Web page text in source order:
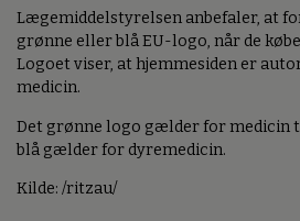
Lægemiddelstyrelsen anbefaler, at
grønne eller blå EU-logo, når de
Logoet viser, at hjemmesiden er
medicin.
Det grønne logo gælder for medicin
blå gælder for dyremedicin.
Kilde: /ritzau/